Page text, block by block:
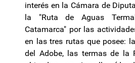
interés en la Cámara de
la "Ruta de Aguas
Catamarca" por las
en las tres rutas que posee:
del Adobe, las termas de la